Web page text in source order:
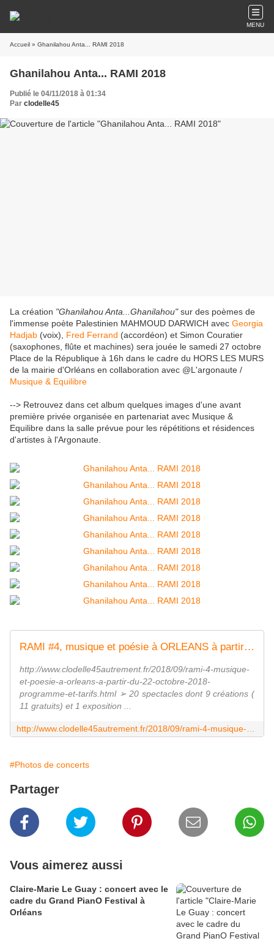
MENU
Accueil » Ghanilahou Anta... RAMI 2018
Ghanilahou Anta... RAMI 2018
Publié le 04/11/2018 à 01:34
Par clodelle45
La création "Ghanilahou Anta...Ghanilahou"sur des poèmes de
l'immense poète Palestinien MAHMOUD DARWICH avec Georgia
Hadjab (voix), Fred Ferrand (accordéon) et Simon Couratier
(saxophones, flûte et machines) sera jouée le samedi 27 octobre
Place de la République à 16h dans le cadre du HORS LES MURS
de la mairie d'Orléans en collaboration avec @L'argonaute /
Musique & Equilibre
--> Retrouvez dans cet album quelques images d'une avant
première privée organisée en partenariat avec Musique &
Equilibre dans la salle prévue pour les répétitions et résidences
d'artistes à l'Argonaute.
RAMI #4, musique et poésie à ORLEANS à partir du 22 octobre 2018 : Programme et tarifs - VIVRE AUTREMENT VOS LOISIRS avec Clodelle
http://www.clodelle45autrement.fr/2018/09/rami-4-musique-
et-poesie-a-orleans-a-partir-du-22-octobre-2018-
programme-et-tarifs.html ➢ 20 spectacles dont 9 créations (
11 gratuits) et 1 exposition ...
#Photos de concerts
Partager
Vous aimerez aussi
Claire-Marie Le Guay : concert avec le
cadre du Grand PianO Festival à
Orléans